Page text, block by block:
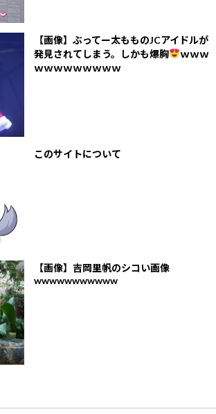
【画像】ぶってー太もものJCアイドルが
発見されてしまう。しかも爆胸
ｗｗｗ
ｗｗｗｗｗｗｗｗｗ
このサイトについて
【画像】吉岡里帆のシコい画像
wwwwwwwwwww